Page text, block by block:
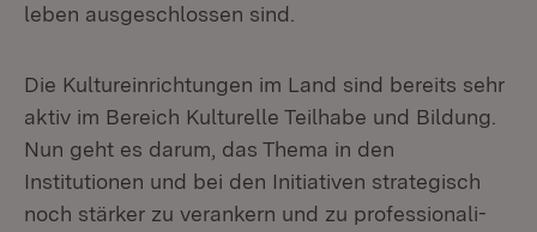
leben ausgeschlossen sind.
Die Kultureinrichtungen im Land sind bereits sehr
aktiv im Bereich Kulturelle Teilhabe und Bildung.
Nun geht es darum, das Thema in den
Institutionen und bei den Initiativen strategisch
noch stärker zu verankern und zu professionali­